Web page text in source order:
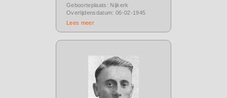
Geboorteplaats: Nijkerk
Overlijdensdatum: 06-02-1945
Lees meer